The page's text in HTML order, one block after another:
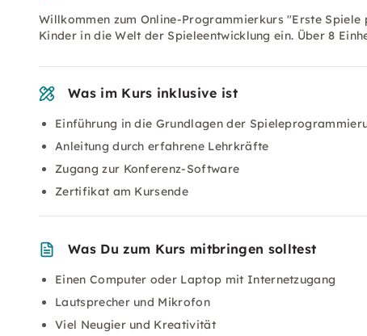
Willkommen zum Online-Programmierkurs "Erste
Kinder in die Welt der Spieleentwicklung ein. Über 8
Was im Kurs inklusive ist
Einführung in die Grundlagen der
Anleitung durch erfahrene Lehrkräfte
Zugang zur Konferenz-Software
Zertifikat am Kursende
Was Du zum Kurs mitbringen solltest
Einen Computer oder Laptop mit Internetzugang
Lautsprecher und Mikrofon
Viel Neugier und Kreativität